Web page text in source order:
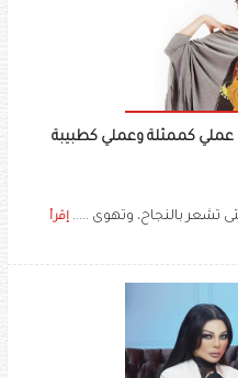
عملي كممثلة وعملي كطبيبة
تشعر بالنجاح، وتهوى ..... إقرأ